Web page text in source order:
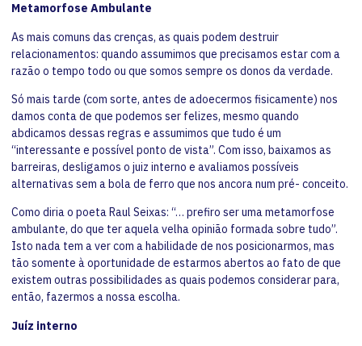
Metamorfose Ambulante
As mais comuns das crenças, as quais podem destruir
relacionamentos: quando assumimos que precisamos estar com a
razão o tempo todo ou que somos sempre os donos da verdade.
Só mais tarde (com sorte, antes de adoecermos fisicamente) nos
damos conta de que podemos ser felizes, mesmo quando
abdicamos dessas regras e assumimos que tudo é um
“interessante e possível ponto de vista”. Com isso, baixamos as
barreiras, desligamos o juiz interno e avaliamos possíveis
alternativas sem a bola de ferro que nos ancora num pré- conceito.
Como diria o poeta Raul Seixas: “… prefiro ser uma metamorfose
ambulante, do que ter aquela velha opinião formada sobre tudo”.
Isto nada tem a ver com a habilidade de nos posicionarmos, mas
tão somente à oportunidade de estarmos abertos ao fato de que
existem outras possibilidades as quais podemos considerar para,
então, fazermos a nossa escolha.
Juíz interno